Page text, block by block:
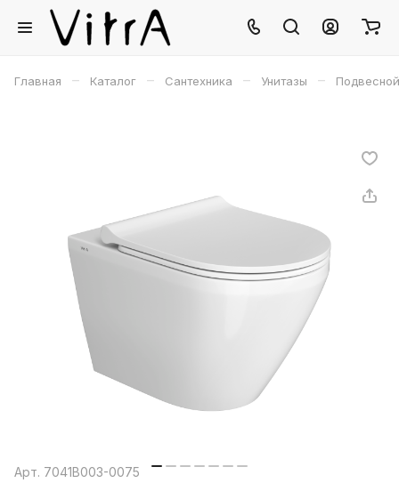
Главная – Каталог – Сантехника – Унитазы –
Арт. 7041B003-0075